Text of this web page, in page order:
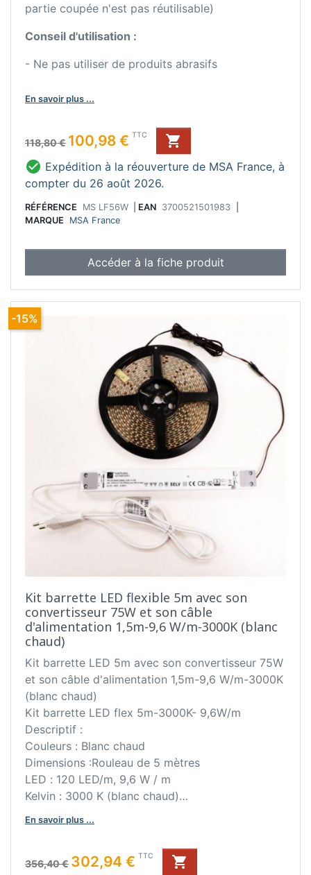
partie coupée n'est pas réutilisable)
Conseil d'utilisation :
- Ne pas utiliser de produits abrasifs
En savoir plus ...
Prix de base
118,80 €
Prix 100,98 € TTC

 Expédition à la réouverture de MSA France, à
compter du 26 août 2026.
RÉFÉRENCE MS LF56W EAN 3700521501983
MARQUE
MSA France
Accéder à la fiche produit
Kit barrette LED flexible 5m avec son
convertisseur 75W et son câble
d'alimentation 1,5m-9,6 W/m-3000K (blanc
chaud)
Kit barrette LED 5m avec son convertisseur 75W
et son câble d'alimentation 1,5m-9,6 W/m-3000K
(blanc chaud)
Kit barrette LED flex 5m-3000K- 9,6W/m
Descriptif :
Couleurs : Blanc chaud
Dimensions :Rouleau de 5 mètres
LED : 120 LED/m, 9,6 W / m
Kelvin : 3000 K (blanc chaud)
Classe III IP44
Fixation par double face en applique, sur le plan
de travail, socle ou crédence.
Câble d'alimentation de la led: 1,5 m (avec 1 fiche
En savoir plus ...
Prix de base
356,40 €
Prix 302,94 € TTC 
-15%